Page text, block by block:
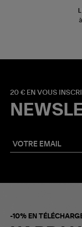
20 € EN VOUS
-10% EN